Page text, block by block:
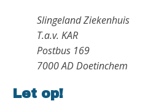
Slingeland Ziekenhuis
T.a.v. KAR
Postbus 169
7000 AD Doetinchem
Let op!